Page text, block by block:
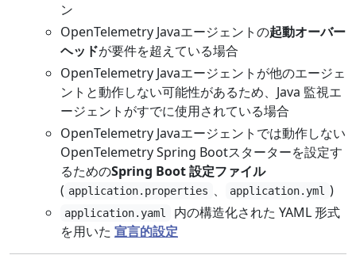
ン
OpenTelemetry Javaエージェントの起動オーバー
ヘッドが要件を超えている場合
OpenTelemetry Javaエージェントが他のエージェ
ントと動作しない可能性があるため、Java 監視エ
ージェントがすでに使用されている場合
OpenTelemetry Javaエージェントでは動作しない
OpenTelemetry Spring Bootスターターを設定す
るためのSpring Boot 設定ファイル
( application.properties 、 application.yml )
application.yaml
内の構造化された YAML 形式
を用いた 宣言的設定